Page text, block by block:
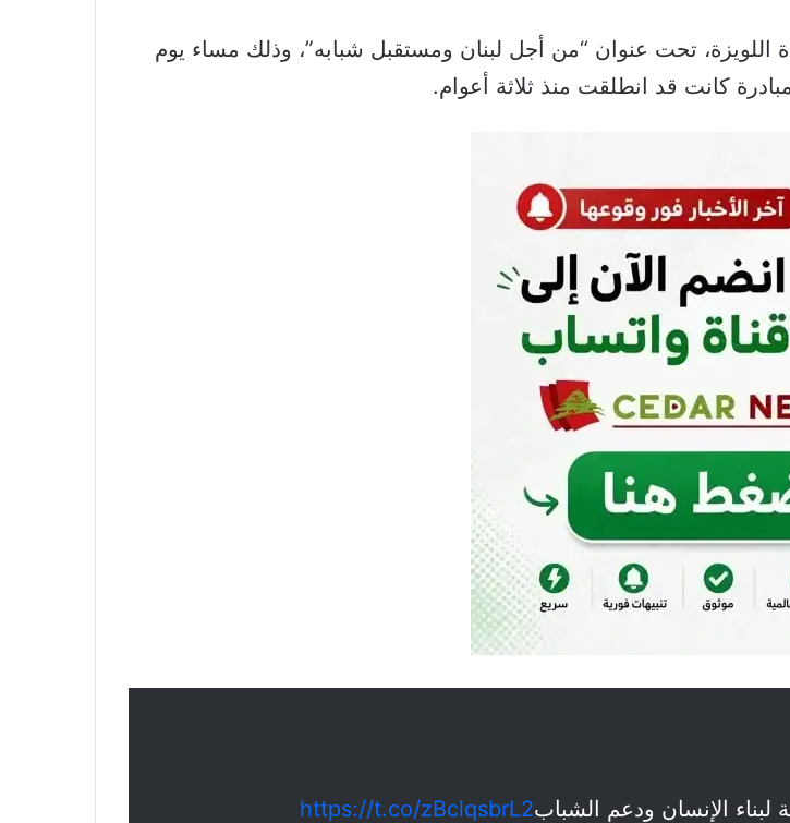
اللويزة، تحت عنوان “من أجل لبنان ومستقبل شبابه”، وذلك مساء يوم
الإنسان ودعم الشبابhttps://t.co/zBclqsbrL2